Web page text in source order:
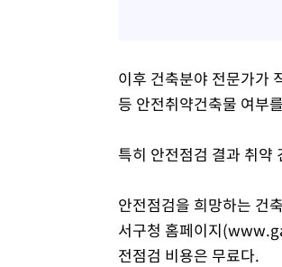
이후 건축분야 전문가가
등 안전취약건축물 여부
특히 안전점검 결과 취약
안전점검을 희망하는 건
서구청 홈페이지
전점검 비용은 무료다.